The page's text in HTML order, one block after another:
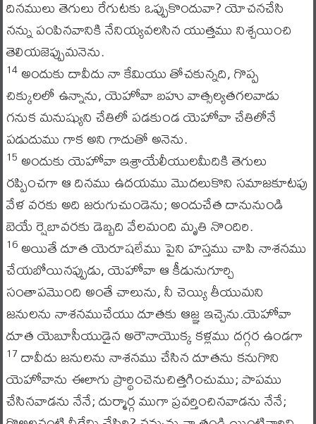
దినములు తెగులు రేగుటకు ఒప్పుకొందువా? యోచనచేసి
నన్ను పంపినవానికి నేనియ్యవలసిన యుత్తము నిశ్చయించి
తెలియజెప్పుమనెను.
14అందుకు దావీదు నా కేమియు తోచకున్నది, గొప్ప
చిక్కులలో ఉన్నాను, యెహోవా బహు వాత్సల్యతగలవాడు
గనుక మనుష్యుని చేతిలో పడకుండ యెహోవా చేతిలోనే
పడుదుము గాక అని గాదుతో అనెను.
15 అందుకు యెహోవా ఇశ్రాయేలీయులమీదికి తెగులు
రప్పించగా ఆ దినము ఉదయము మొదలుకొని సమాజకూటపు
వేళ వరకు అది జరుగుచుండెను; అందుచేత దానునుండి
బెయే ర్షెబావరకు డెబ్బది వేలమంది మృతి నొందిరి.
16అయితే దూత యెరూషలేము పైని హస్తము చాపి నాశనము
చేయబోయినప్పుడు, యెహోవా ఆ కీడునుగూర్చి
సంతాపమొంది అంతే చాలును, నీ చెయ్యి తీయుమని
జనులను నాశనముచేయు దూతకు ఆజ్ఞ ఇచ్చెను.యెహోవా
దూత యెబూసీయుడైన అరౌనాయొక్క కళ్లము దగ్గర ఉండగా
17దావీదు జనులను నాశనము చేసిన దూతను కనుగొని
యెహోవాను ఈలాగు ప్రార్థించెనుచిత్తగించుము; పాపము
చేసినవాడను నేనే; దుర్మార్గ ముగా ప్రవర్తించినవాడను నేనే;